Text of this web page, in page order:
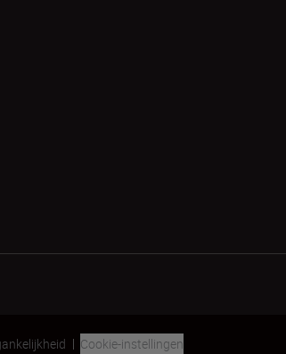
Cookie-instellingen